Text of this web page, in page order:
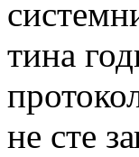
тина
не сте